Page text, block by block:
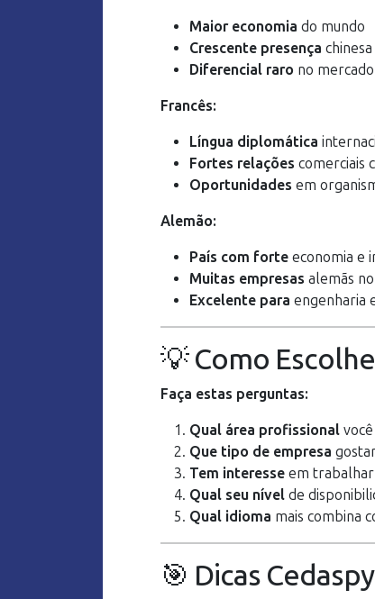
Maior economia do mundo
Crescente presença
Diferencial raro no mercado
Francês:
Língua diplomática
Fortes relações comerciais
Oportunidades em
Alemão:
País com forte economia e
Muitas empresas alemãs
Excelente para engenharia
💡 Como
Faça estas perguntas:
Qual área profissional
Que tipo de empresa
Tem interesse em
Qual seu nível de
Qual idioma mais combina
🎯 Dicas